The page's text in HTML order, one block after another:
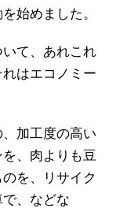
始めました。
て、あれこれ
はエコノミー
加工度の高い
、肉よりも豆
を、リサイク
、などな